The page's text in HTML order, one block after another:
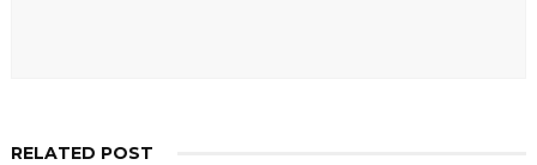
RELATED POST